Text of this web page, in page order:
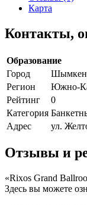
Карта
Контакты,
Образование
Город
Регион
Южно-
Рейтинг
0
Категория
Адрес
ул.
Отзывы и
«Rixos Grand
Здесь вы можете